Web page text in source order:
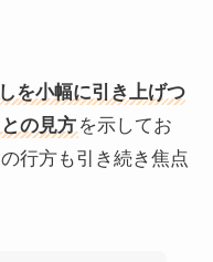
を小幅に引き上げつ
の見方 を示してお
行方も引き続き焦点